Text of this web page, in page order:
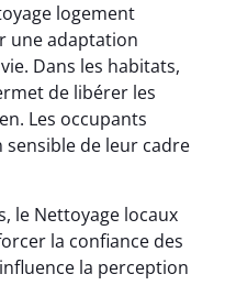
logement
une adaptation
Dans les habitats,
de libérer les
Les occupants
de leur cadre
le Nettoyage locaux
la confiance des
la perception